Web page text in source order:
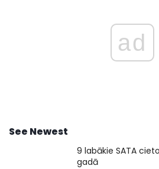
ad
See Newest
9 labākie SATA
gadā